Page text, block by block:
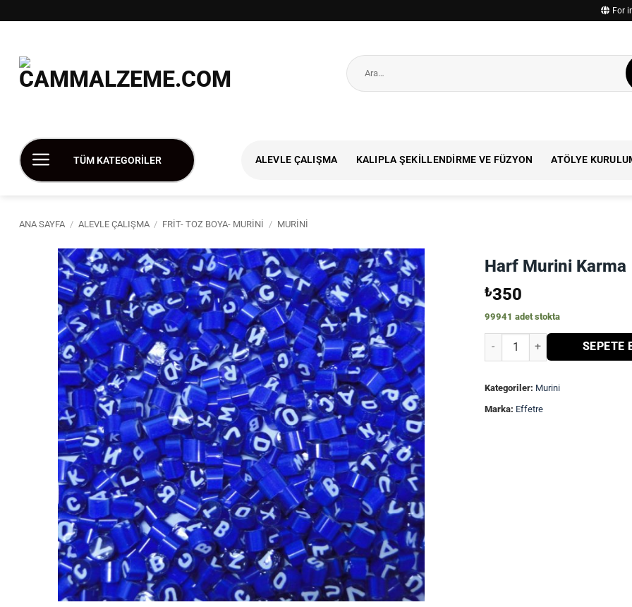
atla
For
Ara:
TÜM KATEGORİLER ALEVLE ÇALIŞMA KALIPLA ŞEKILLENDIRME VE FÜZYON ATÖLYE
ANA SAYFA / ALEVLE ÇALIŞMA / FRIT- TOZ BOYA- MURINI / MURINI
Harf Murini Karma
₺350
99941 adet stokta
Harf Murini Karma adet
SEPETE
Kategoriler: Murini
Marka: Effetre